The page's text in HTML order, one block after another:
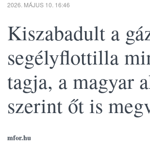
2026. MÁJUS 10. 16:46
Kiszabadult a
segélyflottilla
tagja, a magyar
szerint őt is
mfor.hu